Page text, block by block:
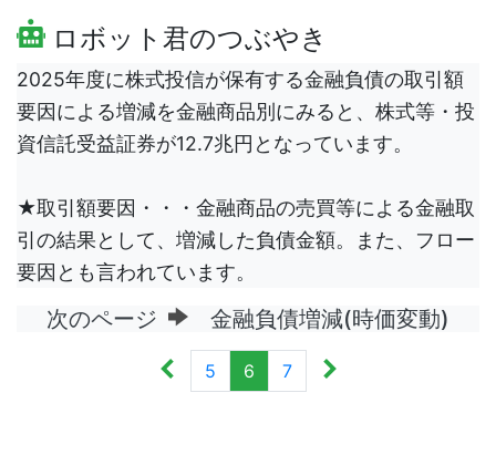
ロボット君のつぶやき
2025年度に株式投信が保有する金融負債の取引額
要因による増減を金融商品別にみると、株式等・投
資信託受益証券が12.7兆円となっています。
★取引額要因・・・金融商品の売買等による金融取
引の結果として、増減した負債金額。また、フロー
要因とも言われています。
次のページ 金融負債増減(時価変動)
5 6 7